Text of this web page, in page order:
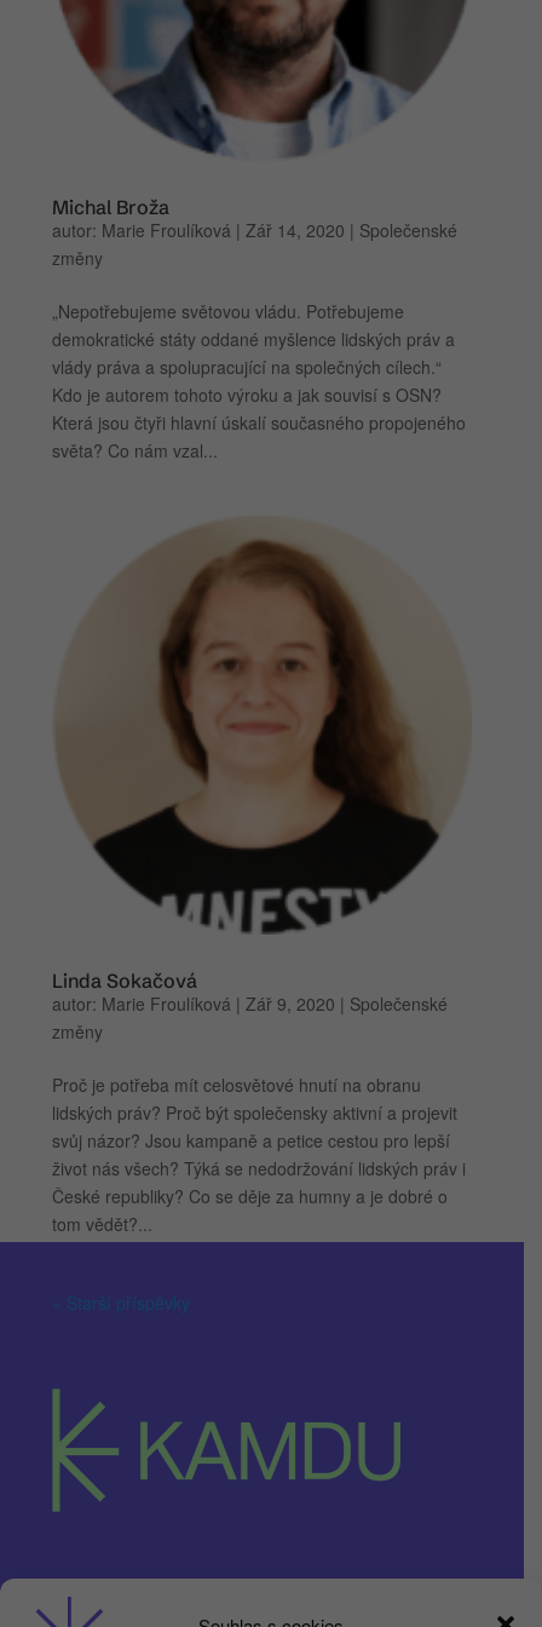
Michal Broža
autor: Marie Froulíková | Zář 14, 2020 | Společenské
změny
„Nepotřebujeme světovou vládu. Potřebujeme
demokratické státy oddané myšlence lidských práv a
vlády práva a spolupracující na společných cílech.“
Kdo je autorem tohoto výroku a jak souvisí s OSN?
Která jsou čtyři hlavní úskalí současného propojeného
světa? Co nám vzal...
Linda Sokačová
autor: Marie Froulíková | Zář 9, 2020 | Společenské
změny
Proč je potřeba mít celosvětové hnutí na obranu
lidských práv? Proč být společensky aktivní a projevit
svůj názor? Jsou kampaně a petice cestou pro lepší
život nás všech? Týká se nedodržování lidských práv i
České republiky? Co se děje za humny a je dobré o
tom vědět?...
« Starší příspěvky
Obchodní podmínky